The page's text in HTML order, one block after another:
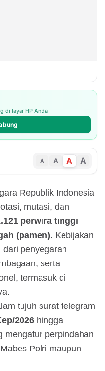
di layar HP Anda
A A A A
Republik Indonesia
mutasi, dan
perwira tinggi
(pamen). Kebijakan
dari penyegaran
serta
termasuk di
tujuh surat telegram
2026 hingga
mengatur perpindahan
Polri maupun